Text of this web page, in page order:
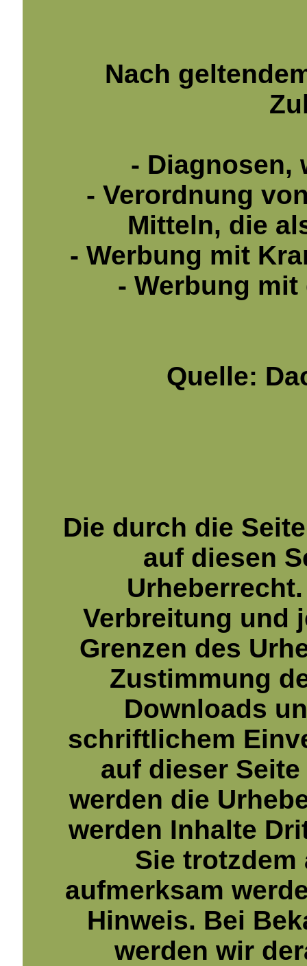
Nach
- Diagnosen,
- Verordnung
Mitteln, die
- Werbung mit
- Werbung
Quelle:
Die durch die
auf diesen
Verbreitung und
Grenzen des
Zustimmung
Downloads
schriftlichem
auf dieser
werden die
werden Inhalte
Sie trotzdem
aufmerksam
Hinweis. Bei
werden wir